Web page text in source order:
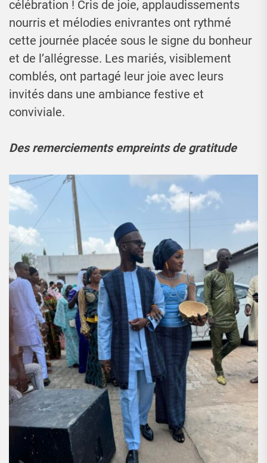
célébration ! Cris de joie, applaudissements
nourris et mélodies enivrantes ont rythmé
cette journée placée sous le signe du bonheur
et de l’allégresse. Les mariés, visiblement
comblés, ont partagé leur joie avec leurs
invités dans une ambiance festive et
conviviale.
Des remerciements empreints de gratitude